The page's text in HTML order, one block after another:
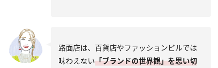
路面店は、百貨店やファッションビルでは
味わえない「ブランドの世界観」を思い切